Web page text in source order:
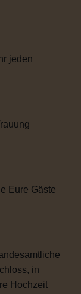
jeden
Eure Gäste
in
Hochzeit